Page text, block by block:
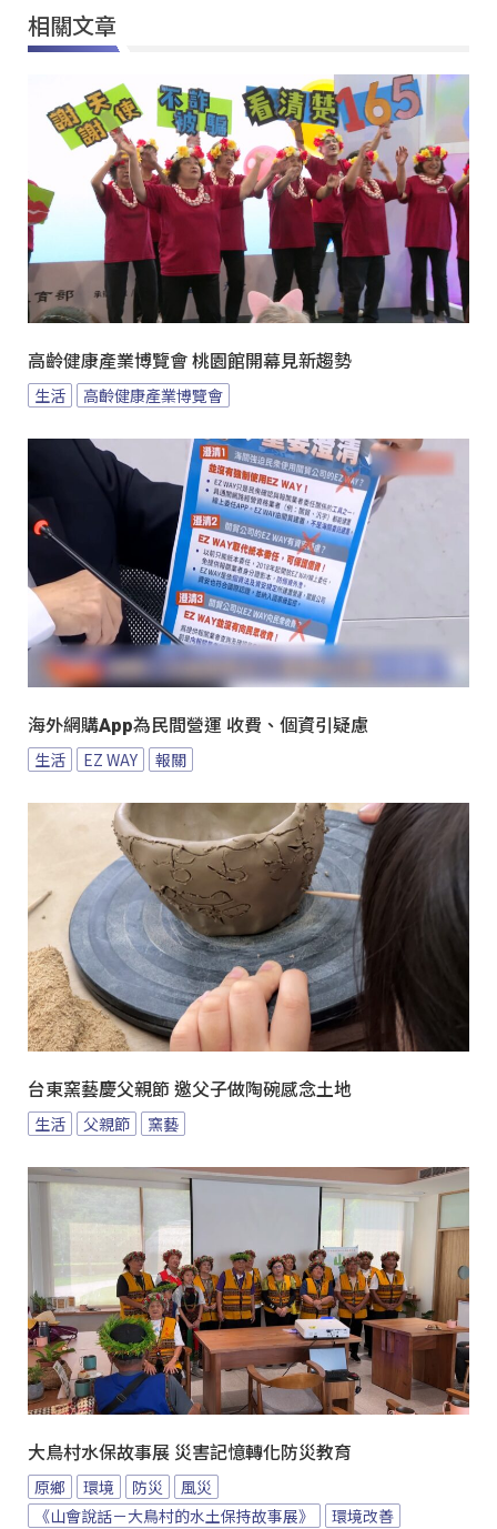
相關文章
高齡健康產業博覽會 桃園館開幕見新趨勢
生活 高齡健康產業博覽會
海外網購App為民間營運 收費、個資引疑慮
生活 EZ WAY 報關
台東窯藝慶父親節 邀父子做陶碗感念土地
生活 父親節 窯藝
大鳥村水保故事展 災害記憶轉化防災教育
原鄉 環境 防災
風災
《山會說話－大鳥村的水土保持故事展》
環境改善